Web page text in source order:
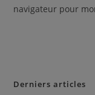
navigateur pour
Derniers articles